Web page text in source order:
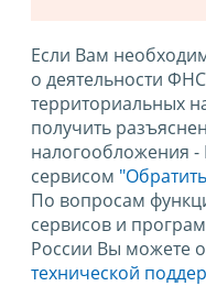
Если Вам
о деятельности
территориальных
получить
налогообложения -
сервисом
По вопросам
сервисов и
России Вы можете
технической